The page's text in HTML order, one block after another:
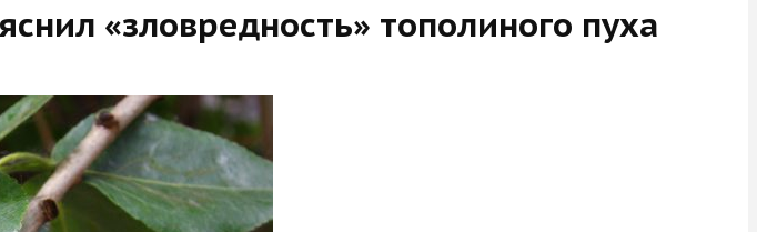
«зловредность» тополиного пуха